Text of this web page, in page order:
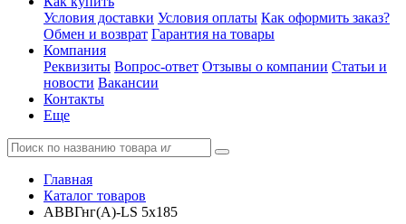
Условия доставки Условия оплаты Как оформить заказ?
Обмен и возврат Гарантия на товары
Компания
Реквизиты Вопрос-ответ Отзывы о компании Статьи и
новости Вакансии
Контакты
Еще
Главная
Каталог товаров
АВВГнг(А)-LS 5x185